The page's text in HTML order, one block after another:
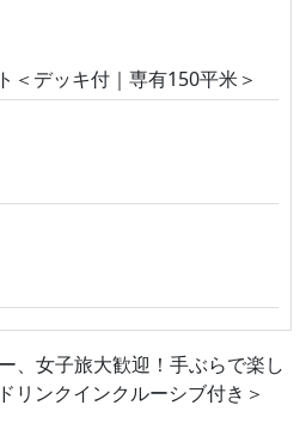
＜デッキ付｜専有150平米＞
、女子旅大歓迎！手ぶらで楽し
リンクインクルーシブ付き＞